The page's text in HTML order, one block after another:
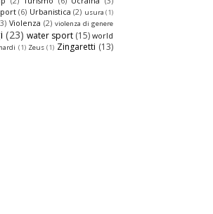
(6) Urbanistica (2) usura (1)
Violenza (2) violenza di genere
(23) water sport (15) world
(1) Zeus (1) Zingaretti (13)